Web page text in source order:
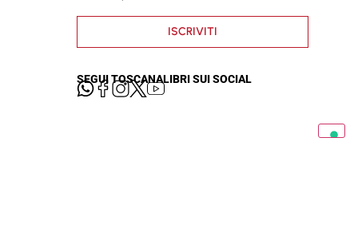
ISCRIVITI
SEGUI TOSCANALIBRI SUI SOCIAL